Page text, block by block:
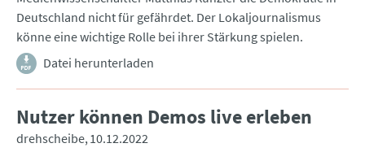
Deutschland nicht für gefährdet. Der Lokaljournalismus
könne eine wichtige Rolle bei ihrer Stärkung spielen.
Datei herunterladen
Nutzer können Demos live erleben
drehscheibe 10.12.2022